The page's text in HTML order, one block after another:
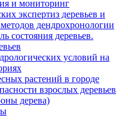
и мониторинг
экспертиз деревьев и
дендрохронологии
состояния деревьев.
условий на
растений в городе
взрослых деревьев
дерева)